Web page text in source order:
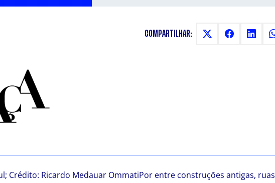
COMPARTILHAR:
Crédito: Ricardo Medauar OmmatiPor entre construções antigas, ruas